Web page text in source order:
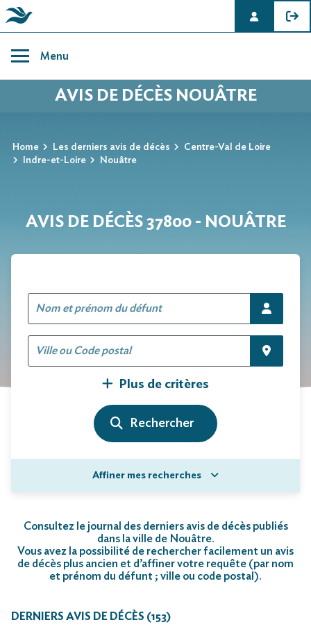
content
Menu
AVIS DE DÉCÈS NOUÂTRE
Home Les derniers avis de décès
Centre-Val de Loire
Indre-et-Loire
Nouâtre
AVIS DE DÉCÈS 37800 - NOUÂTRE
Plus de critères
Affiner mes recherches
Consultez le journal des derniers avis de décès publiés
dans la ville de Nouâtre.
Vous avez la possibilité de rechercher facilement un avis
de décès plus ancien et d’affiner votre requête (par nom
et prénom du défunt ; ville ou code postal).
DERNIERS AVIS DE DÉCÈS (153)